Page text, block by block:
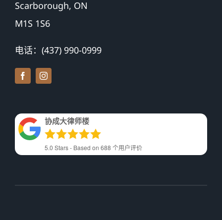
Scarborough, ON
M1S 1S6
电话：(437) 990-0999
协成大律师楼
5.0 Stars - Based on 688 个用户评价